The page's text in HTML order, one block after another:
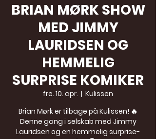
BRIAN MØRK SHOW
MED JIMMY
LAURIDSEN OG
HEMMELIG
SURPRISE KOMIKER
fre. 10. apr.
  |
Kulissen
Brian Mørk er tilbage på Kulissen! 🔥
Denne gang i selskab med Jimmy
Lauridsen og en hemmelig surprise-